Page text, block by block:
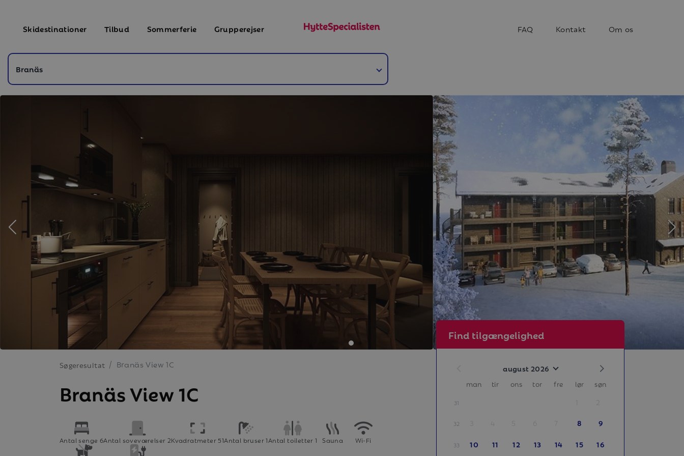
Skidestinationer Tilbud Sommerferie Grupperejser FAQ Kontakt Om os
Søgeresultat Branäs View 1C
Branäs View 1C
Antal senge 6Antal soveværelser 2Kvadratmeter 51Antal bruser 1Antal toiletter 1 Sauna Wi-Fi
Find tilgængelighed
august 2026
man tir ons tor fre lør søn
31 2
32 3 4 5 6 7 8 9
33 10 11 12 13 14 15 16